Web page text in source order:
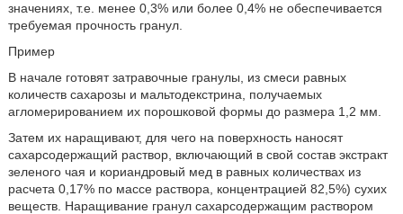
значениях, т.е. менее 0,3% или более 0,4% не обеспечивается
требуемая прочность гранул.
Пример
В начале готовят затравочные гранулы, из смеси равных
количеств сахарозы и мальтодекстрина, получаемых
агломерированием их порошковой формы до размера 1,2 мм.
Затем их наращивают, для чего на поверхность наносят
сахарсодержащий раствор, включающий в свой состав экстракт
зеленого чая и кориандровый мед в равных количествах из
расчета 0,17% по массе раствора, концентрацией 82,5%) сухих
веществ. Наращивание гранул сахарсодержащим раствором